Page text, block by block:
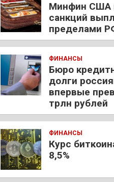
Минфин США
санкций
пределами
ФИНАНСЫ
Бюро
долги
впервые
трлн рублей
ФИНАНСЫ
Курс
8,5%